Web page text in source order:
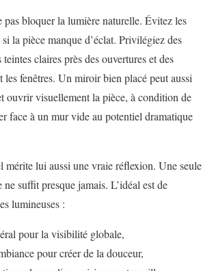
pas bloquer la lumière naturelle. Évitez les
la pièce manque d’éclat. Privilégiez des
claires près des ouvertures et des
les fenêtres. Un miroir bien placé peut aussi
ouvrir visuellement la pièce, à condition de
face à un mur vide au potentiel dramatique
mérite lui aussi une vraie réflexion. Une seule
ne suffit presque jamais. L’idéal est de
lumineuses :
pour la visibilité globale,
pour créer de la douceur,